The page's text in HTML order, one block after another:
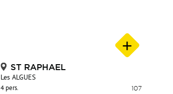
ST RAPHAEL
Les ALGUES
4 pers. 107